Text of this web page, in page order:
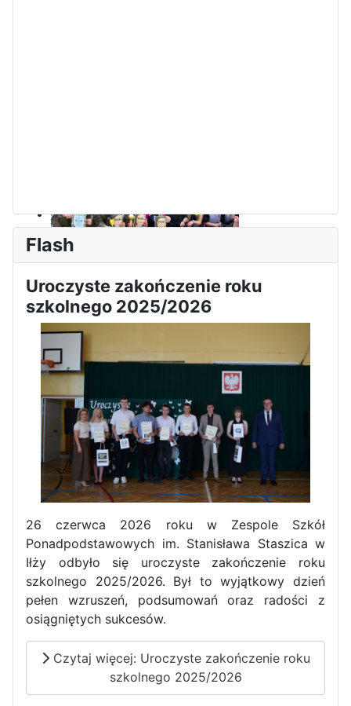
I Olimpiada Klas Mundurowych
Sukces Kingi na XXXVI
Olimpiadzie Teologii Katolickiej
Obchody Święta Konstytucji 3
Maja w Iłży
Flash
Uroczyste zakończenie roku
szkolnego 2025/2026
26 czerwca 2026 roku w Zespole Szkół
Ponadpodstawowych im. Stanisława Staszica w
Iłży odbyło się uroczyste zakończenie roku
szkolnego 2025/2026. Był to wyjątkowy dzień
pełen wzruszeń, podsumowań oraz radości z
osiągniętych sukcesów.
Czytaj więcej: Uroczyste zakończenie roku
szkolnego 2025/2026